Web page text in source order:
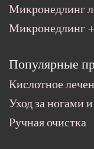
Микронедлинг
Микронедлинг
Популярные
Кислотное
Уход за ногами
Ручная очистка